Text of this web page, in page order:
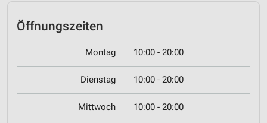
Öffnungszeiten
Montag 10:00 - 20:00
Dienstag 10:00 - 20:00
Mittwoch 10:00 - 20:00